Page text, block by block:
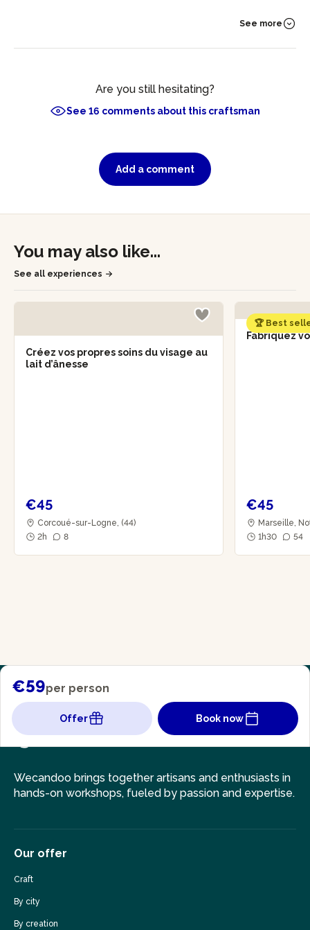
See more
Are you still hesitating?
See 16 comments about this craftsman
Add a comment
You may also like...
See all experiences
Créez vos propres soins du visage au
lait d’ânesse
€45
Corcoué-sur-Logne, (44)
2h
8
🏆 Best
Fabriquez
€45
Marseille,
1h30
54
€59per person
Offer Book now
Wecandoo brings together artisans and enthusiasts in
hands-on workshops, fueled by passion and expertise.
Our offer
Craft
By city
By creation